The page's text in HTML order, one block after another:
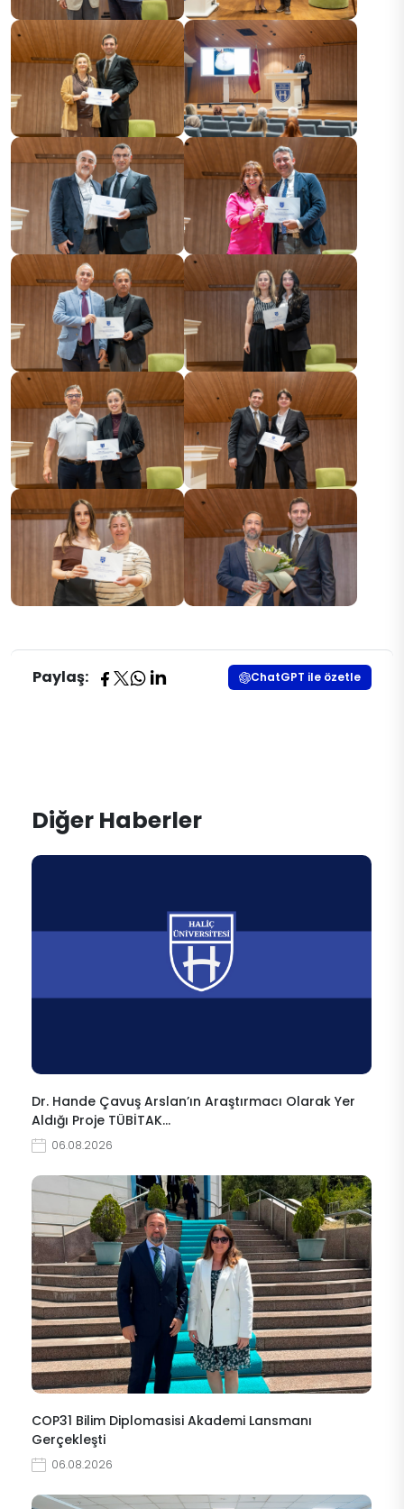
Paylaş: ChatGPT ile özetle
Diğer Haberler
Dr. Hande Çavuş Arslan’ın Araştırmacı Olarak Yer
Aldığı Proje TÜBİTAK…
06.08.2026
COP31 Bilim Diplomasisi Akademi Lansmanı
Gerçekleşti
06.08.2026